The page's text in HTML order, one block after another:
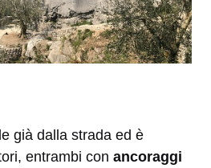
già dalla strada ed è
entrambi con ancoraggi